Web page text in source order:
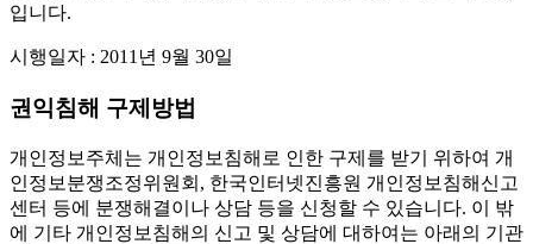
입니다.
시행일자 : 2011년 9월 30일
권익침해 구제방법
개인정보주체는 개인정보침해로 인한 구제를 받기 위하여 개
인정보분쟁조정위원회, 한국인터넷진흥원 개인정보침해신고
센터 등에 분쟁해결이나 상담 등을 신청할 수 있습니다. 이 밖
에 기타 개인정보침해의 신고 및 상담에 대하여는 아래의 기관